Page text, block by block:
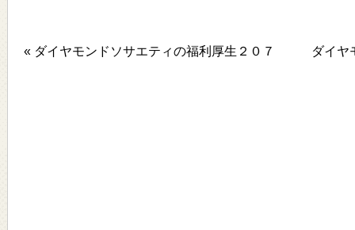
« ダイヤモンドソサエティの福利厚生２０７ ダイヤ